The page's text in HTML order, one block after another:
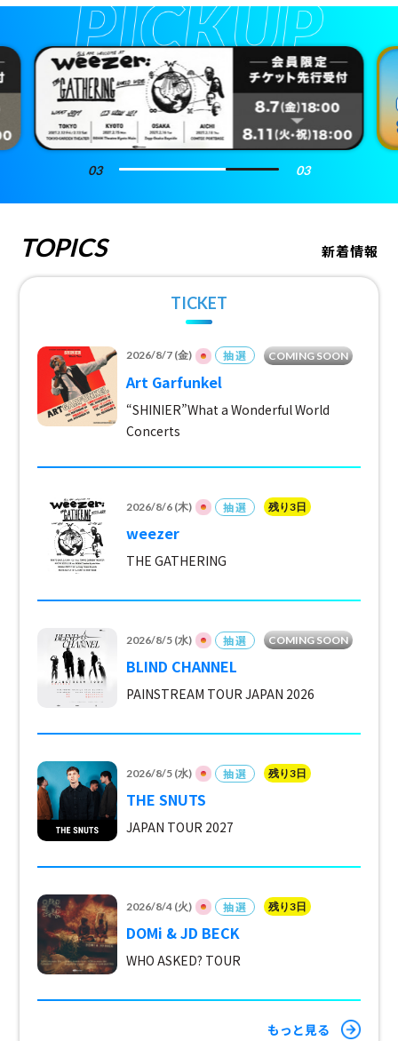
3 3
TOPICS 新着情報
TICKET
2026/8/7 (金) 抽選 COMING SOON
Art Garfunkel
“SHINIER”What a Wonderful World
Concerts
2026/8/6 (木) 抽選 残り3日
weezer
THE GATHERING
2026/8/5 (水) 抽選 COMING SOON
BLIND CHANNEL
PAINSTREAM TOUR JAPAN 2026
2026/8/5 (水) 抽選 残り3日
THE SNUTS
JAPAN TOUR 2027
2026/8/4 (火) 抽選 残り3日
DOMi & JD BECK
WHO ASKED? TOUR
もっと見る